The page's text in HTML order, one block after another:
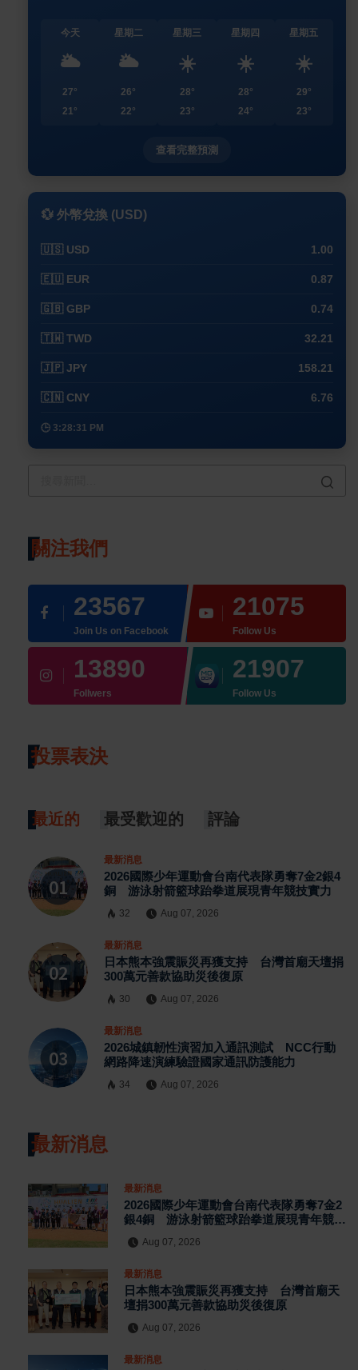
今天
🌥️
27°
21°
星期二
🌥️
26°
22°
星期三
☀️
28°
23°
星期四
☀️
28°
24°
星期五
☀️
29°
23°
查看完整預測
💱 外幣兌換 (USD)
🇺🇸 USD 1.00
🇪🇺 EUR 0.87
🇬🇧 GBP 0.74
🇹🇼 TWD 32.21
🇯🇵 JPY 158.21
🇨🇳 CNY 6.76
🕒 3:28:31 PM
關注我們
23567
Join Us on Facebook
21075
Follow Us
13890
Follwers
21907
Follow Us
投票表決
最近的 最受歡迎的 評論
最新消息
2026國際少年運動會台南代表隊勇奪7金2銀4
銅 游泳射箭籃球跆拳道展現青年競技實力
32 Aug 07, 2026
最新消息
日本熊本強震賑災再獲支持 台灣首廟天壇捐
300萬元善款協助災後復原
30 Aug 07, 2026
最新消息
2026城鎮韌性演習加入通訊測試 NCC行動
網路降速演練驗證國家通訊防護能力
34 Aug 07, 2026
最新消息
最新消息
2026國際少年運動會台南代表隊勇奪7金2
銀4銅 游泳射箭籃球跆拳道展現青年競技
Aug 07, 2026
最新消息
日本熊本強震賑災再獲支持 台灣首廟天
壇捐300萬元善款協助災後復原
Aug 07, 2026
最新消息